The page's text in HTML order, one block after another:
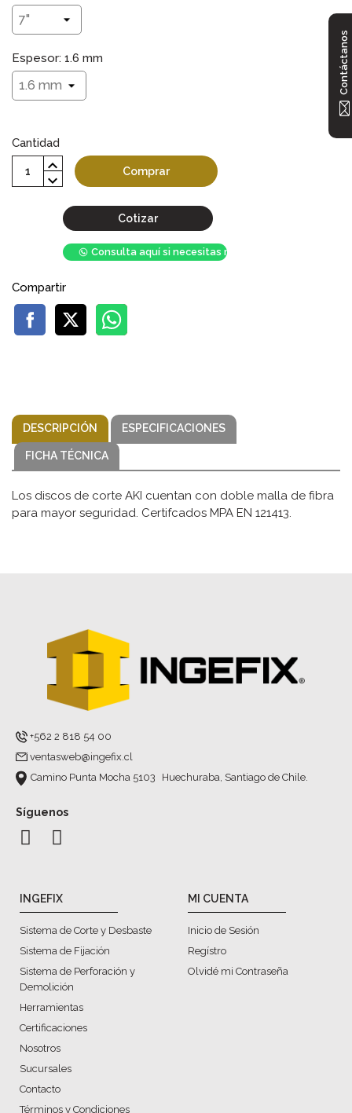
Espesor: 1.6 mm
Cantidad
Comprar
Cotizar
Consulta aquí si necesitas mayor stock
Compartir
DESCRIPCIÓN ESPECIFICACIONES
FICHA TÉCNICA
Los discos de corte AKI cuentan con doble malla de fibra
para mayor seguridad. Certifcados MPA EN 121413.
Contáctanos
+562 2 818 54 00
ventasweb@ingefix.cl
Camino Punta Mocha 5103 Huechuraba, Santiago de Chile.
Síguenos
INGEFIX
Sistema de Corte y Desbaste
Sistema de Fijación
Sistema de Perforación y
Demolición
Herramientas
Certificaciones
Nosotros
Sucursales
Contacto
Términos y Condiciones
MI CUENTA
Inicio de Sesión
Regístro
Olvidé mi Contraseña